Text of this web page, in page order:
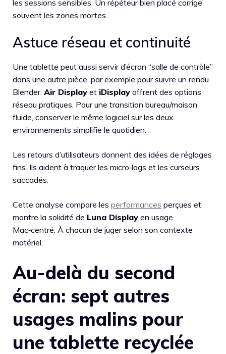
les sessions sensibles. Un répéteur bien placé corrige
souvent les zones mortes.
Astuce réseau et continuité
Une tablette peut aussi servir d’écran “salle de contrôle”
dans une autre pièce, par exemple pour suivre un rendu
Blender. Air Display et iDisplay offrent des options
réseau pratiques. Pour une transition bureau/maison
fluide, conserver le même logiciel sur les deux
environnements simplifie le quotidien.
Les retours d’utilisateurs donnent des idées de réglages
fins. Ils aident à traquer les micro‑lags et les curseurs
saccadés.
Cette analyse compare les performances perçues et
montre la solidité de Luna Display en usage
Mac‑centré. À chacun de juger selon son contexte
matériel.
Au-delà du second
écran: sept autres
usages malins pour
une tablette recyclée